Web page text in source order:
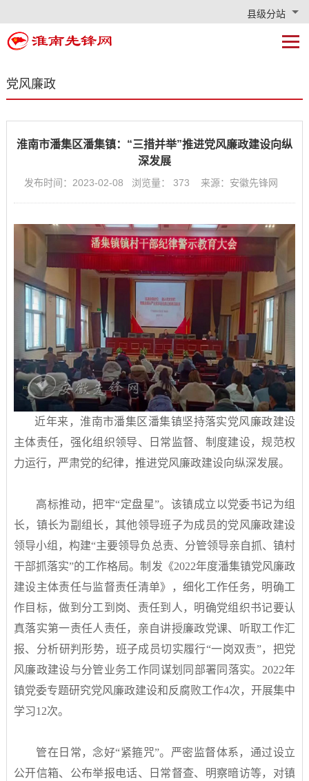
县级分站
党风廉政
淮南市潘集区潘集镇：“三措并举”推进党风廉政建设向纵
深发展
发布时间：2023-02-08 浏览量： 373 来源：安徽先锋网
近年来，淮南市潘集区潘集镇坚持落实党风廉政建设
主体责任，强化组织领导、日常监督、制度建设，规范权
力运行，严肃党的纪律，推进党风廉政建设向纵深发展。
高标推动，把牢“定盘星”。该镇成立以党委书记为组
长，镇长为副组长，其他领导班子为成员的党风廉政建设
领导小组，构建“主要领导负总责、分管领导亲自抓、镇村
干部抓落实”的工作格局。制发《2022年度潘集镇党风廉政
建设主体责任与监督责任清单》，细化工作任务，明确工
作目标，做到分工到岗、责任到人，明确党组织书记要认
真落实第一责任人责任，亲自讲授廉政党课、听取工作汇
报、分析研判形势，班子成员切实履行“一岗双责”，把党
风廉政建设与分管业务工作同谋划同部署同落实。2022年
镇党委专题研究党风廉政建设和反腐败工作4次，开展集中
学习12次。
管在日常，念好“紧箍咒”。严密监督体系，通过设立
公开信箱、公布举报电话、日常督查、明察暗访等，对镇